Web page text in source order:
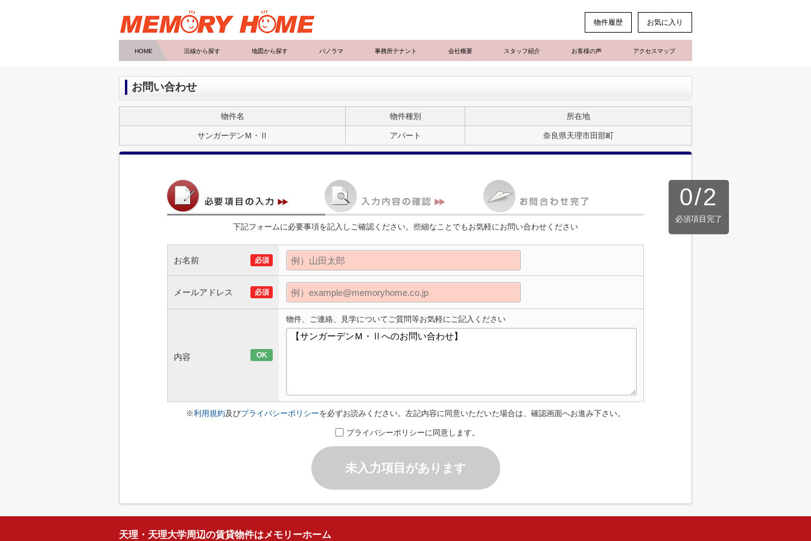
物件履歴 お気に入り
HOME 沿線から探す 地図から探す パノラマ 事務所テナント 会社概要 スタッフ紹介 お客様の声 アクセスマップ
お問い合わせ
物件名 物件種別 所在地
サンガーデンＭ・Ⅱ アパート 奈良県天理市田部町
0/2
必須項目完了
下記フォームに必要事項を記入しご確認ください。些細なことでもお気軽にお問い合わせください
お名前 必須
メールアドレス 必須
内容 OK
物件、ご連絡、見学についてご質問等お気軽にご記入ください
※利用規約及びプライバシーポリシーを必ずお読みください。左記内容に同意いただいた場合は、確認画面へお進み下さい。
プライバシーポリシーに同意します。
未入力項目があります
天理・天理大学周辺の賃貸物件はメモリーホーム